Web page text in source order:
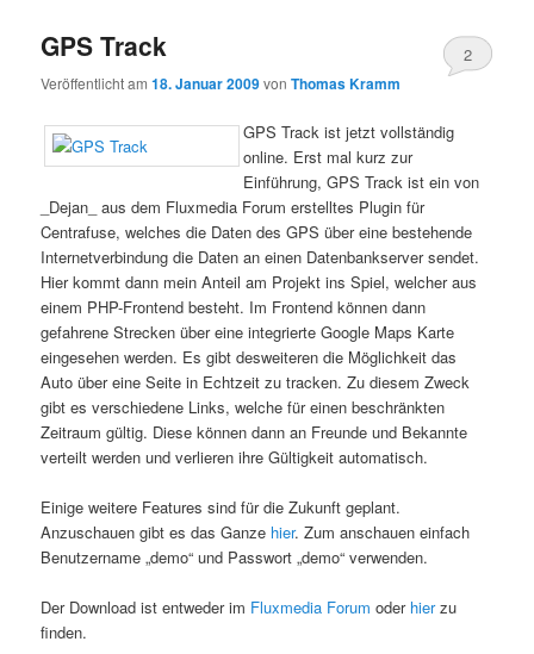
GPS Track
Veröffentlicht am18. Januar 2009vonThomas Kramm
2
GPS Track ist jetzt vollständig
online. Erst mal kurz zur
Einführung, GPS Track ist ein von
_Dejan_ aus dem Fluxmedia Forum erstelltes Plugin für
Centrafuse, welches die Daten des GPS über eine bestehende
Internetverbindung die Daten an einen Datenbankserver sendet.
Hier kommt dann mein Anteil am Projekt ins Spiel, welcher aus
einem PHP-Frontend besteht. Im Frontend können dann
gefahrene Strecken über eine integrierte Google Maps Karte
eingesehen werden. Es gibt desweiteren die Möglichkeit das
Auto über eine Seite in Echtzeit zu tracken. Zu diesem Zweck
gibt es verschiedene Links, welche für einen beschränkten
Zeitraum gültig. Diese können dann an Freunde und Bekannte
verteilt werden und verlieren ihre Gültigkeit automatisch.
Einige weitere Features sind für die Zukunft geplant.
Anzuschauen gibt es das Ganze hier. Zum anschauen einfach
Benutzername „demo“ und Passwort „demo“ verwenden.
Der Download ist entweder im Fluxmedia Forum oder hierzu
finden.